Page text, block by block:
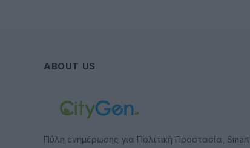
ABOUT US
Πύλη ενημέρωσης για Πολιτική Προστασία, Smart